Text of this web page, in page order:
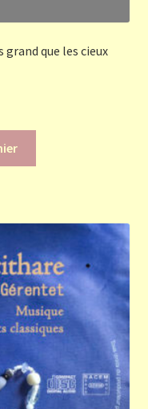
grand que les cieux